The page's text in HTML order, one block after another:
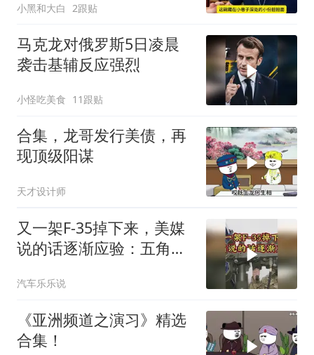
小黑和大白 2跟贴
马克龙对俄罗斯5日凌晨
袭击基辅反应强烈
小怪吃美食 11跟贴
合集，龙哥发行美债，再
现顶级阳谋
天才设计师
又一架F-35掉下来，美媒
说的话逐渐应验：五角大
汽车乐乐说
《亚洲频道之演习》精选
合集！